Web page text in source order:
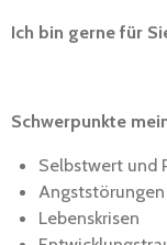
Ich bin gerne für
Schwerpunkte
Selbstwert und
Lebenskrisen